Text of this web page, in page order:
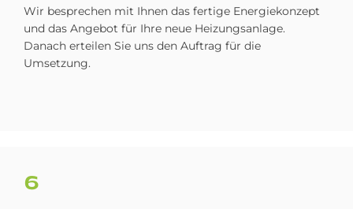
Wir besprechen mit Ihnen das fertige Energiekonzept
und das Angebot für Ihre neue Heizungsanlage.
Danach erteilen Sie uns den Auftrag für die
Umsetzung.
6